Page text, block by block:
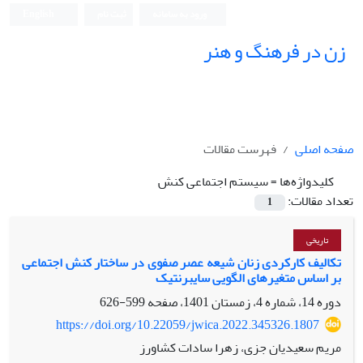
زن در فرهنگ و هنر
صفحه اصلی
فهرست مقالات
کلیدواژه‌ها =سیستم اجتماعی کنش
تعداد مقالات:
1
تاریخی
تکالیف کارکردی زنان شیعه عصر صفوی در ساختار کنش اجتماعی
بر اساس متغیرهای الگویی سایبرنتیک
دوره 14، شماره 4، زمستان 1401، صفحه
599-626
https://doi.org/10.22059/jwica.2022.345326.1807
مریم سعیدیان جزی، زهرا سادات کشاورز